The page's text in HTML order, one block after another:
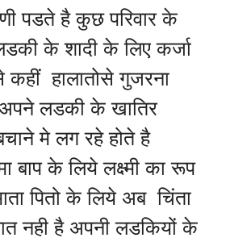
पडते है कुछ परिवार के
के शादी के लिए कर्जा
कहीं हालातोसे गुजरना
अपने लडकी के खातिर
मे लग रहे होते है
बाप के लिये लक्ष्मी का रूप
पितो के लिये अब चिंता
नही है अपनी लडकियों के